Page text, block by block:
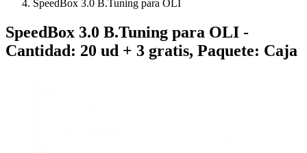
SpeedBox 3.0 B.Tuning para OLI
SpeedBox 3.0 B.Tuning para OLI -
Cantidad: 20 ud + 3 gratis, Paquete: Caja